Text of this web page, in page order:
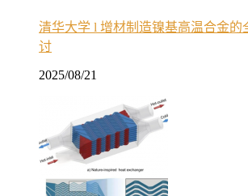
清华大学 l 增材制造镍基高温合金的
讨
2025/08/21